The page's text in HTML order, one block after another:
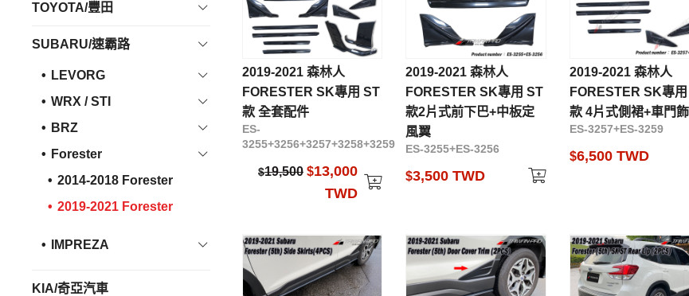
TOYOTA/豐田
SUBARU/速霸路
LEVORG
WRX / STI
BRZ
Forester
2014-2018 Forester
2019-2021 Forester
IMPREZA
KIA/奇亞汽車
2019-2021 森林人
FORESTER SK專用 ST
款 全套配件
ES-
3255+3256+3257+3258+3259
$19,500 $13,000
TWD
2019-2021 森林人
FORESTER SK專用 ST
款2片式前下巴+中板定
風翼
ES-3255+ES-3256
$3,500 TWD
2019-2021 森林人
FORESTER SK專
款 4片式側裙+車門
ES-3257+ES-3259
$6,500 TWD